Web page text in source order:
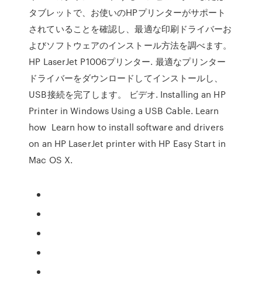
タブレットで、お使いのHPプリンターがサポート
されていることを確認し、最適な印刷ドライバーお
よびソフトウェアのインストール方法を調べます。
HP LaserJet P1006プリンター. 最適なプリンター
ドライバーをダウンロードしてインストールし、
USB接続を完了します。 ビデオ. Installing an HP
Printer in Windows Using a USB Cable. Learn
how Learn how to install software and drivers
on an HP LaserJet printer with HP Easy Start in
Mac OS X.